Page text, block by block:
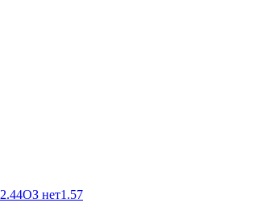
2.44ОЗ нет1.57